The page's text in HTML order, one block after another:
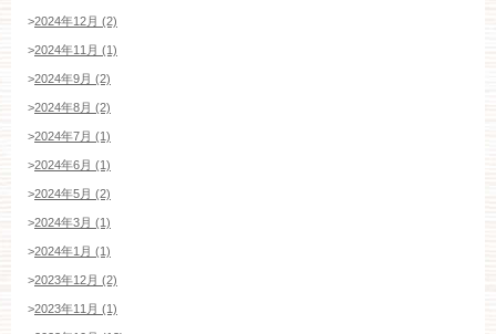
>2024年12月 (2)
>2024年11月 (1)
>2024年9月 (2)
>2024年8月 (2)
>2024年7月 (1)
>2024年6月 (1)
>2024年5月 (2)
>2024年3月 (1)
>2024年1月 (1)
>2023年12月 (2)
>2023年11月 (1)